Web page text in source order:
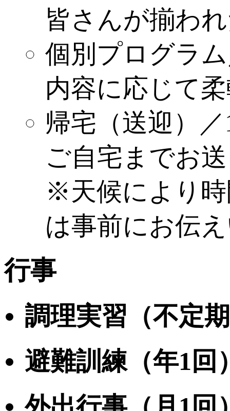
皆さんが揃わ
個別プログラ
内容に応じて
帰宅（送迎）／
ご自宅までお
※天候により
は事前にお伝
行事
調理実習（不定
避難訓練（年1回